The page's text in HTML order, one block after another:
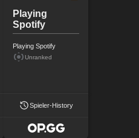
Playing
Spotify
Playing Spotify
Unranked
Spieler-History